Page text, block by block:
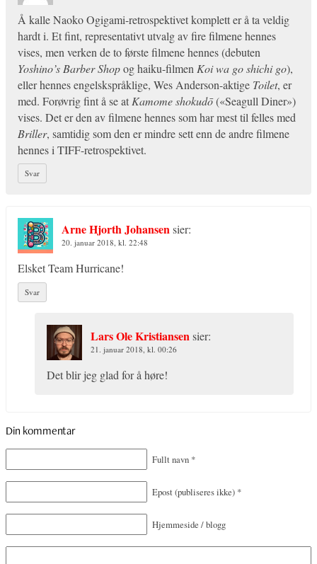
Å kalle Naoko Ogigami-retrospektivet komplett er å ta veldig
hardt i. Et fint, representativt utvalg av fire filmene hennes
vises, men verken de to første filmene hennes (debuten
Yoshino’s Barber Shopog haiku-filmen Koi wa go shichi go),
eller hennes engelskspråklige, Wes Anderson-aktige Toilet, er
med. Forøvrig fint å se at Kamome shokudō(«Seagull Diner»)
vises. Det er den av filmene hennes som har mest til felles med
Briller, samtidig som den er mindre sett enn de andre filmene
hennes i TIFF-retrospektivet.
Svar
Arne Hjorth Johansensier:
20. januar 2018, kl. 22:48
Elsket Team Hurricane!
Svar
Lars Ole Kristiansensier:
21. januar 2018, kl. 00:26
Det blir jeg glad for å høre!
Din kommentar
Fullt navn *
Epost(publiseres ikke) *
Hjemmeside / blogg